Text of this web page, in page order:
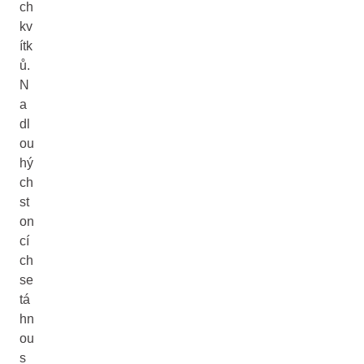
ch
kv
ítk
ů.
N
a
dl
ou
hý
ch
st
on
cí
ch
se
tá
hn
ou
s